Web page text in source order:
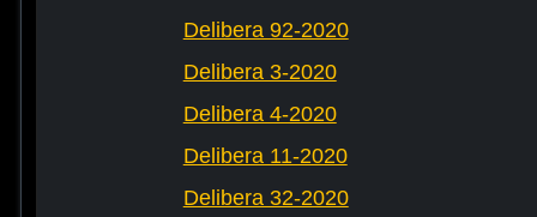
Delibera 92-2020
Delibera 3-2020
Delibera 4-2020
Delibera 11-2020
Delibera 32-2020